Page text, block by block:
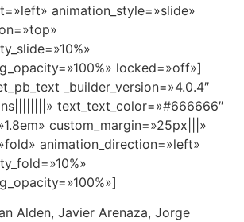
animation_style=»slide»
locked=»off»]
_builder_version=»4.0.4″
text_text_color=»#666666″
custom_margin=»25px|||»
animation_direction=»left»
Alden, Javier Arenaza, Jorge